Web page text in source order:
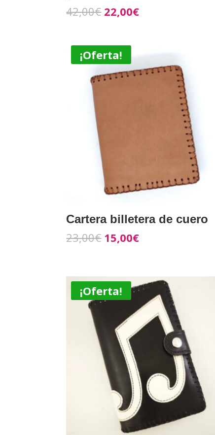
42,00€ 22,00€
¡Oferta!
Cartera billetera de cuero
23,00€ 15,00€
¡Oferta!